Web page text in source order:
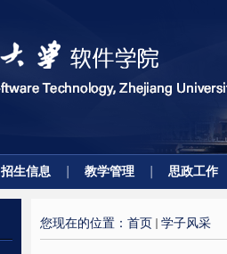
招生信息 教学管理 思政工作
您现在的位置： 首页 学子风采